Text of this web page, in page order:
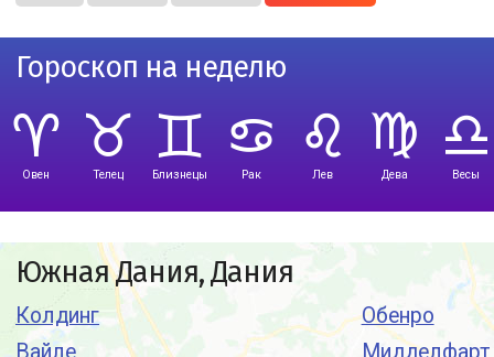
Гороскоп на неделю
Овен Телец Близнецы Рак Лев Дева Весы
Южная Дания, Дания
Колдинг
Обенро